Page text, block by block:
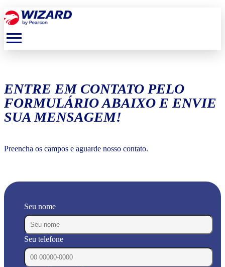
menu
ENTRE EM CONTATO PELO
FORMULÁRIO ABAIXO E ENVIE
SUA MENSAGEM!
Preencha os campos e aguarde nosso contato.
Seu nome
Seu telefone